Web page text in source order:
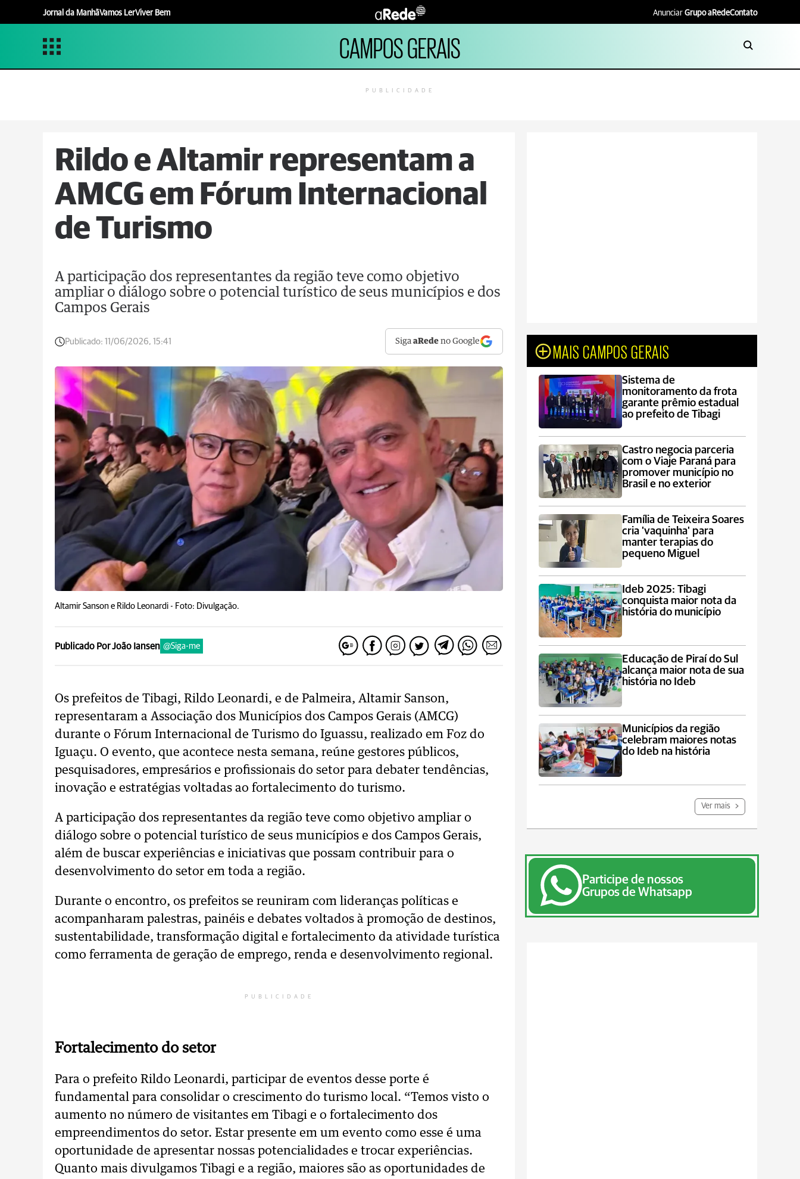
Jornal da ManhãVamos LerViver Bem Anunciar Grupo aRedeContato
CAMPOS GERAIS
PUBLICIDADE
Rildo e Altamir representam a
AMCG em Fórum Internacional
de Turismo
A participação dos representantes da região teve como objetivo
ampliar o diálogo sobre o potencial turístico de seus municípios e dos
Campos Gerais
Publicado: 11/06/2026, 15:41 SigaaRede no Google
Altamir Sanson e Rildo Leonardi - Foto: Divulgação.
Publicado Por João Iansen @Siga-me
Os prefeitos de Tibagi, Rildo Leonardi, e de Palmeira, Altamir Sanson,
representaram a Associação dos Municípios dos Campos Gerais (AMCG)
durante o Fórum Internacional de Turismo do Iguassu, realizado em Foz do
Iguaçu. O evento, que acontece nesta semana, reúne gestores públicos,
pesquisadores, empresários e profissionais do setor para debater tendências,
inovação e estratégias voltadas ao fortalecimento do turismo.
A participação dos representantes da região teve como objetivo ampliar o
diálogo sobre o potencial turístico de seus municípios e dos Campos Gerais,
além de buscar experiências e iniciativas que possam contribuir para o
desenvolvimento do setor em toda a região.
Durante o encontro, os prefeitos se reuniram com lideranças políticas e
acompanharam palestras, painéis e debates voltados à promoção de destinos,
sustentabilidade, transformação digital e fortalecimento da atividade turística
como ferramenta de geração de emprego, renda e desenvolvimento regional.
PUBLICIDADE
Fortalecimento do setor
Para o prefeito Rildo Leonardi, participar de eventos desse porte é
fundamental para consolidar o crescimento do turismo local. “Temos visto o
aumento no número de visitantes em Tibagi e o fortalecimento dos
empreendimentos do setor. Estar presente em um evento como esse é uma
oportunidade de apresentar nossas potencialidades e trocar experiências.
Quanto mais divulgamos Tibagi e a região, maiores são as oportunidades de
MAIS CAMPOS GERAIS
Sistema de
monitoramento da frota
garante prêmio estadual
ao prefeito de Tibagi
Castro negocia parceria
com o Viaje Paraná para
promover município no
Brasil e no exterior
Família de Teixeira Soares
cria 'vaquinha' para
manter terapias do
pequeno Miguel
Ideb 2025: Tibagi
conquista maior nota da
história do município
Educação de Piraí do Sul
alcança maior nota de sua
história no Ideb
Municípios da região
celebram maiores notas
do Ideb na história
Ver mais
Participe de nossos
Grupos de Whatsapp